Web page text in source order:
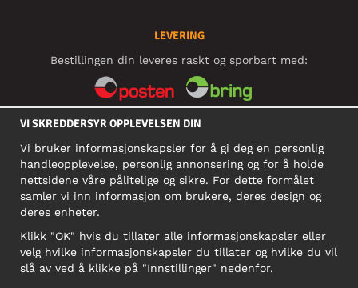
LEVERING
Bestillingen din leveres raskt og sporbart med:
SOSIALE MEDIER
BEDRIFT
911 891 581 MVA
NB! Ikke bruk denne adressen til å sende produkter i retur!
VI SKREDDERSYR OPPLEVELSEN DIN
Vi bruker informasjonskapsler for å gi deg en personlig
handleopplevelse, personlig annonsering og for å holde
nettsidene våre pålitelige og sikre. For dette formålet
samler vi inn informasjon om brukere, deres design og
deres enheter.
Klikk "OK" hvis du tillater alle informasjonskapsler eller
velg hvilke informasjonskapsler du tillater og hvilke du vil
slå av ved å klikke på "Innstillinger" nedenfor.